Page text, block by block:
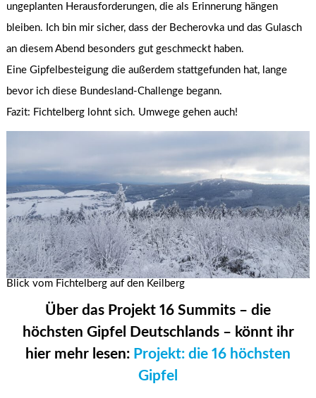
ungeplanten Herausforderungen, die als Erinnerung hängen
bleiben. Ich bin mir sicher, dass der Becherovka und das Gulasch
an diesem Abend besonders gut geschmeckt haben.
Eine Gipfelbesteigung die außerdem stattgefunden hat, lange
bevor ich diese Bundesland-Challenge begann.
Fazit: Fichtelberg lohnt sich. Umwege gehen auch!
Blick vom Fichtelberg auf den Keilberg
Über das Projekt 16 Summits – die
höchsten Gipfel Deutschlands – könnt ihr
hier mehr lesen: Projekt: die 16 höchsten
Gipfel